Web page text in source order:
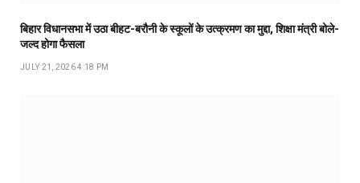
बिहार विधानसभा में उठा बीहट-बरौनी के स्कूलों के उत्क्रमण का मुद्दा, शिक्षा मंत्री बोले-
जल्द होगा फैसला
JULY 21, 2026 4:18 PM